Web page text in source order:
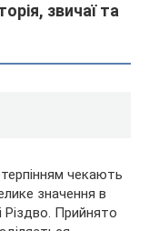
звичаї та
чекають
значення в
Різдво. Прийнято